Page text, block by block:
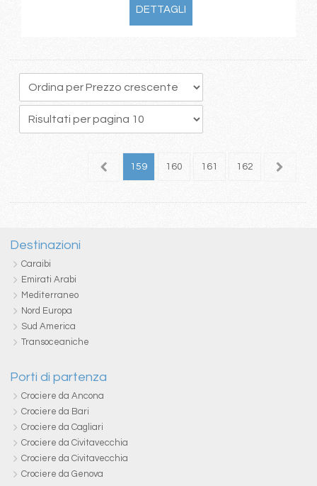
DETTAGLI
158 159 160 161 162 163
Destinazioni
Caraibi
Emirati Arabi
Mediterraneo
Nord Europa
Sud America
Transoceaniche
Porti di partenza
Crociere da Ancona
Crociere da Bari
Crociere da Cagliari
Crociere da Civitavecchia
Crociere da Civitavecchia
Crociere da Genova